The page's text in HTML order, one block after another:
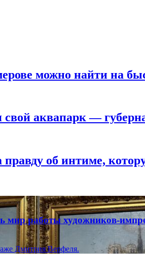
можно найти на
аквапарк —
об интиме,
мир работы художников-
Дмитрия Верфеля.